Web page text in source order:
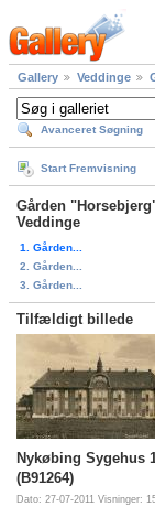
Gallery Veddinge
Avanceret Søgning
Start Fremvisning
Gården
Veddinge
1. Gården...
2. Gården...
3. Gården...
Tilfældigt billede
Nykøbing Sygehus
(B91264)
Dato: 27-07-2011 Visninger: